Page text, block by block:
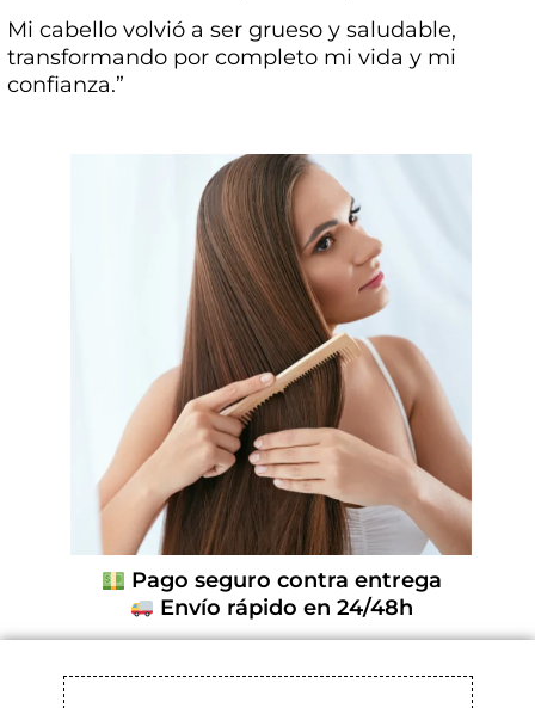
Mi cabello volvió a ser grueso y saludable,
transformando por completo mi vida y mi
confianza.”
Pago seguro contra entrega
Envío rápido en 24/48h